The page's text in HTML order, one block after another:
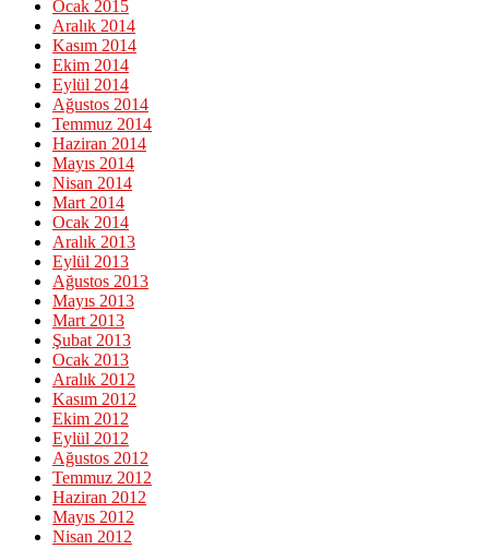
Ocak 2015
Aralık 2014
Kasım 2014
Ekim 2014
Eylül 2014
Ağustos 2014
Temmuz 2014
Haziran 2014
Mayıs 2014
Nisan 2014
Mart 2014
Ocak 2014
Aralık 2013
Eylül 2013
Ağustos 2013
Mayıs 2013
Mart 2013
Şubat 2013
Ocak 2013
Aralık 2012
Kasım 2012
Ekim 2012
Eylül 2012
Ağustos 2012
Temmuz 2012
Haziran 2012
Mayıs 2012
Nisan 2012